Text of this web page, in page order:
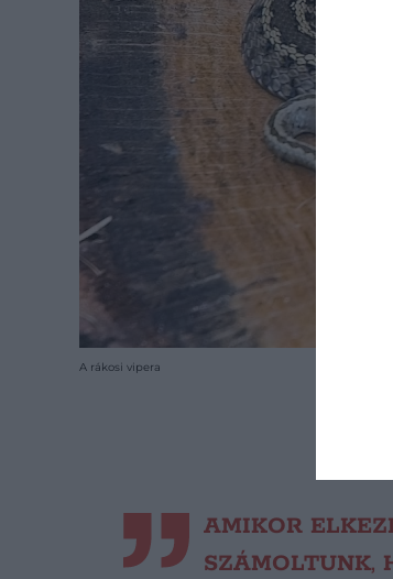
A rákosi vipera
AMIKOR
SZÁMOLTUNK,